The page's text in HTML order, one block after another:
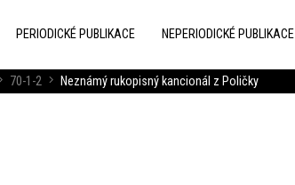
PERIODICKÉ PUBLIKACE NEPERIODICKÉ PUBLIKACE
70-1-2 Neznámý rukopisný kancionál z Poličky